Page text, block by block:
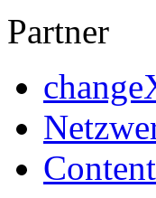
Partner